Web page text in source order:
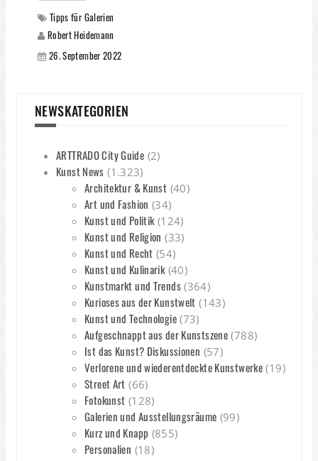
Tipps für Galerien
Robert Heidemann
26. September 2022
NEWSKATEGORIEN
ARTTRADO City Guide (2)
Kunst News (1.323)
Architektur & Kunst (40)
Art und Fashion (34)
Kunst und Politik(124)
Kunst und Religion (33)
Kunst und Recht (54)
Kunst und Kulinarik(40)
Kunstmarkt und Trends(364)
Kurioses aus der Kunstwelt (143)
Kunst und Technologie(73)
Aufgeschnappt aus der Kunstszene (788)
Ist das Kunst? Diskussionen (57)
Verlorene und wiederentdeckte Kunstwerke (19)
Street Art (66)
Fotokunst (128)
Galerien und Ausstellungsräume (99)
Kurz und Knapp (855)
Personalien (18)